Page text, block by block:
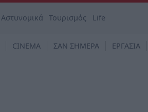
Αστυνομικά Τουρισμός Life
CINEMA ΣΑΝ ΣΗΜΕΡΑ ΕΡΓΑΣΙΑ